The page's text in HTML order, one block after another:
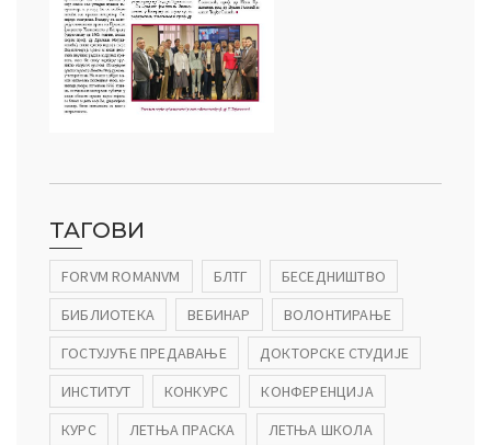
ТАГОВИ
FORVM ROMANVM БЛТГ
БЕСЕДНИШТВО
БИБЛИОТЕКА
ВЕБИНАР
ВОЛОНТИРАЊЕ
ГОСТУЈУЋЕ ПРЕДАВАЊЕ
ДОКТОРСКЕ СТУДИЈЕ
ИНСТИТУТ
КОНКУРС
КОНФЕРЕНЦИЈА
КУРС
ЛЕТЊА ПРАСКА
ЛЕТЊА ШКОЛА